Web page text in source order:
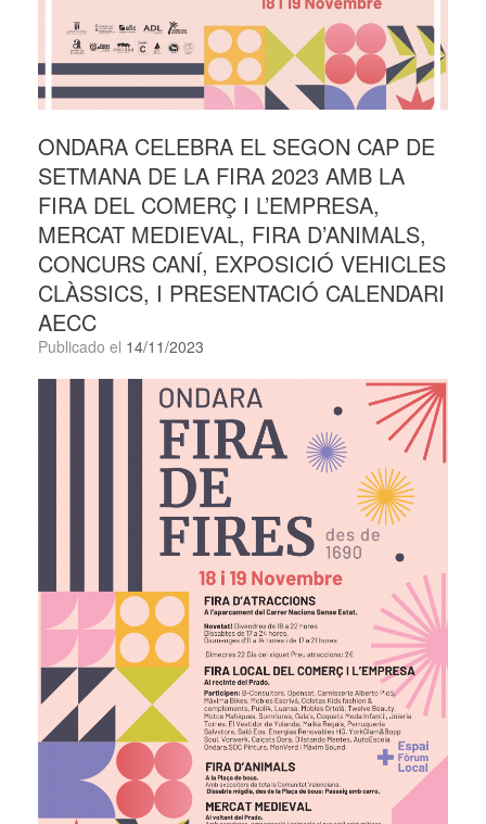
ONDARA CELEBRA EL SEGON CAP DE
SETMANA DE LA FIRA 2023 AMB LA
FIRA DEL COMERÇ I L’EMPRESA,
MERCAT MEDIEVAL, FIRA D’ANIMALS,
CONCURS CANÍ, EXPOSICIÓ VEHICLES
CLÀSSICS, I PRESENTACIÓ CALENDARI
AECC
Publicado el 14/11/2023